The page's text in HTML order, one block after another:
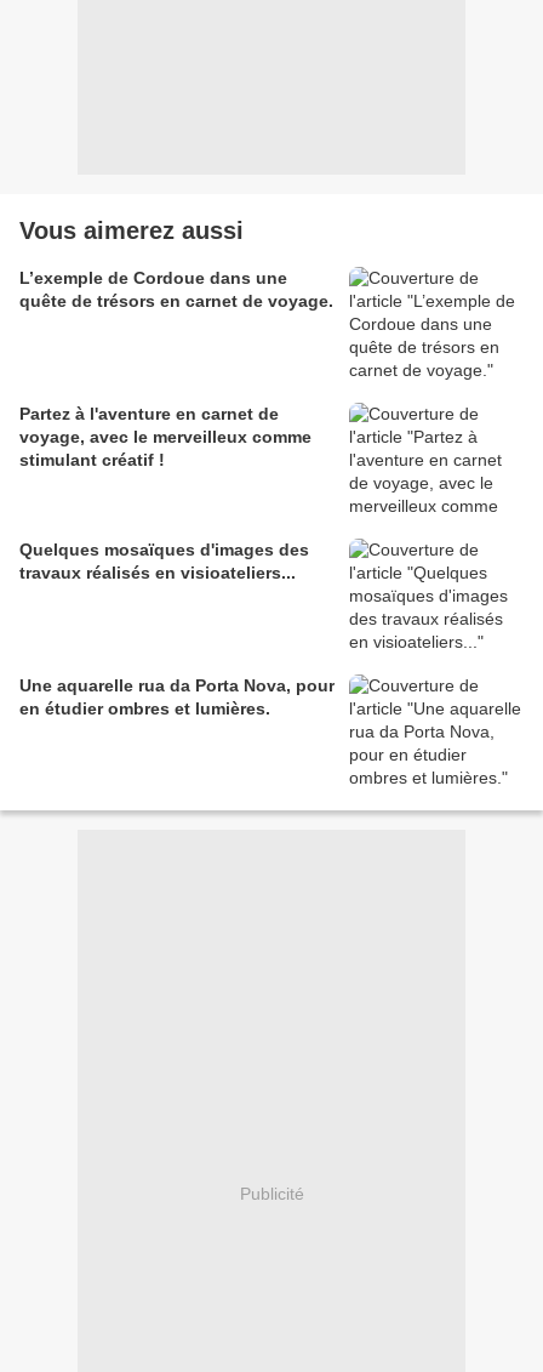
Vous aimerez aussi
L’exemple de Cordoue dans une
quête de trésors en carnet de voyage.
Partez à l'aventure en carnet de
voyage, avec le merveilleux comme
stimulant créatif !
Quelques mosaïques d'images des
travaux réalisés en visioateliers...
Une aquarelle rua da Porta Nova, pour
en étudier ombres et lumières.
Publicité